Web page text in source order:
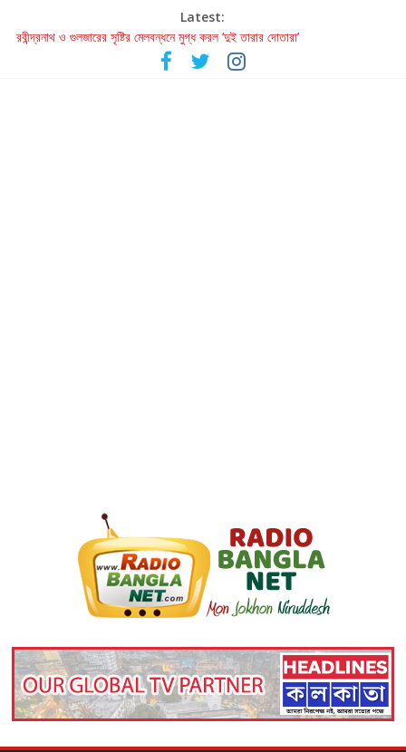
Latest:
রবীন্দ্রনাথ ও গুলজারের সৃষ্টির মেলবন্ধনে মুগ্ধ করল ‘দুই তারার দোতারা’
কলের গান থেকে রীলস্ — বাঙালির গান শোনার বিবর্তনের গল্প
জগন্নাথমঙ্গলম্ — বাংলায় প্রথমবার মঞ্চে এবার রথযাত্রার উদযাপন